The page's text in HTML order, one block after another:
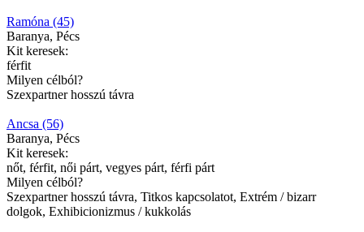
Ramóna (45)
Baranya, Pécs
Kit keresek:
férfit
Milyen célból?
Szexpartner hosszú távra
Ancsa (56)
Baranya, Pécs
Kit keresek:
nőt, férfit, női párt, vegyes párt, férfi párt
Milyen célból?
Szexpartner hosszú távra, Titkos kapcsolatot, Extrém / bizarr
dolgok, Exhibicionizmus / kukkolás